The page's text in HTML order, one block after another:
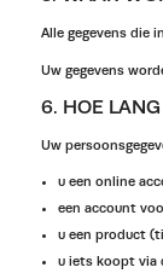
Alle gegevens die
Uw gegevens
6. HOE
Uw
u een online
een account
u een product
u iets koopt via